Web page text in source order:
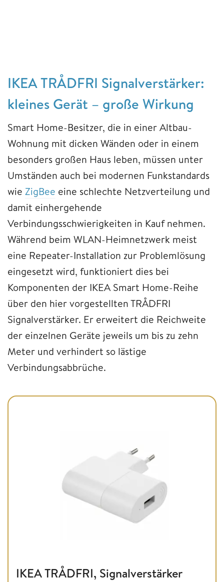
IKEA TRÅDFRI Signalverstärker:
kleines Gerät – große Wirkung
Smart Home-Besitzer, die in einer Altbau-
Wohnung mit dicken Wänden oder in einem
besonders großen Haus leben, müssen unter
Umständen auch bei modernen Funkstandards
wie ZigBee eine schlechte Netzverteilung und
damit einhergehende
Verbindungsschwierigkeiten in Kauf nehmen.
Während beim WLAN-Heimnetzwerk meist
eine Repeater-Installation zur Problemlösung
eingesetzt wird, funktioniert dies bei
Komponenten der IKEA Smart Home-Reihe
über den hier vorgestellten TRÅDFRI
Signalverstärker. Er erweitert die Reichweite
der einzelnen Geräte jeweils um bis zu zehn
Meter und verhindert so lästige
Verbindungsabbrüche.
IKEA TRÅDFRI, Signalverstärker